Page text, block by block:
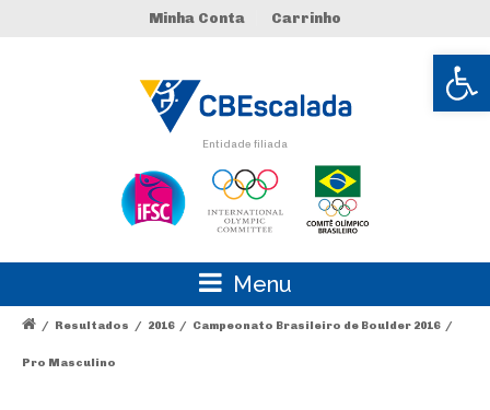
Abrir
Minha Conta Carrinho
Entidade filiada
Menu
/ Resultados / 2016 / Campeonato Brasileiro de Boulder 2016 /
Pro Masculino